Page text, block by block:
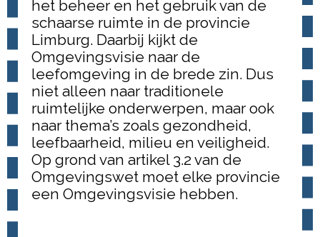
het beheer en het gebruik van de
schaarse ruimte in de provincie
Limburg. Daarbij kijkt de
Omgevingsvisie naar de
leefomgeving in de brede zin. Dus
niet alleen naar traditionele
ruimtelijke onderwerpen, maar ook
naar thema’s zoals gezondheid,
leefbaarheid, milieu en veiligheid.
Op grond van artikel 3.2 van de
Omgevingswet moet elke provincie
een Omgevingsvisie hebben.